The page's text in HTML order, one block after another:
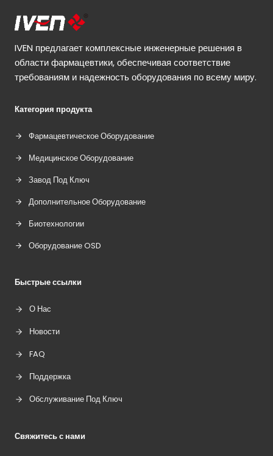
IVEN предлагает комплексные инженерные решения в
области фармацевтики, обеспечивая соответствие
требованиям и надежность оборудования по всему миру.
Категория продукта
Фармацевтическое Оборудование
Медицинское Оборудование
Завод Под Ключ
Дополнительное Оборудование
Биотехнологии
Оборудование OSD
Быстрые ссылки
О Нас
Новости
FAQ
Поддержка
Обслуживание Под Ключ
Свяжитесь с нами